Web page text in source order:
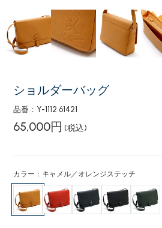
ショルダーバッグ
品番：Y-1112 61421
65,000円 (税込)
カラー：キャメル／オレンジステッチ